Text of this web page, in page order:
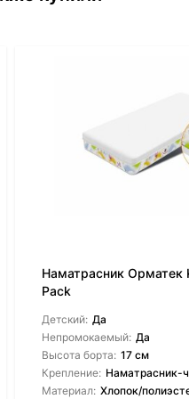
Наматрасник Орматек
Pack
Детский: Да
Непромокаемый: Да
Высота борта: 17 см
Крепление: Наматрасник-
Материал: Хлопок/